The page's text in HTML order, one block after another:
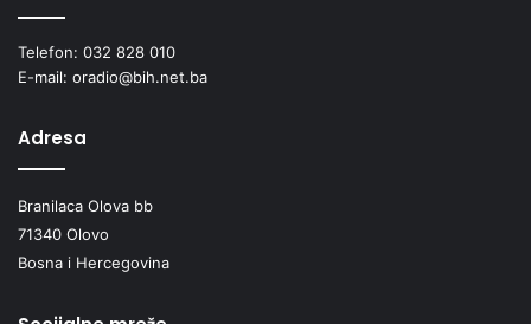
Telefon: 032 828 010
E-mail: oradio@bih.net.ba
Adresa
Branilaca Olova bb
71340 Olovo
Bosna i Hercegovina